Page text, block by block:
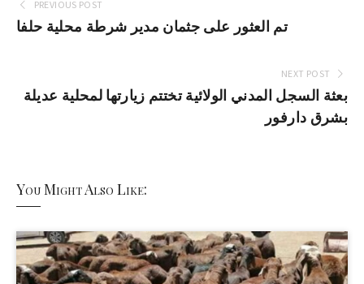
PREVIOUS POST
تم العثور على جثمان مدير شرطة محلية حلفا
NEXT POST
بعثة السجل المدني الولائية تختتم زيارتها لمحلية عديلة
بشرق دارفور
You Might Also Like: